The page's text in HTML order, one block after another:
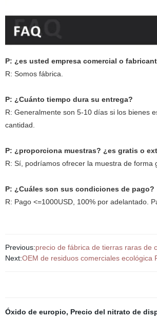
P: ¿es usted empresa comercial o
R: Somos fábrica.
P: ¿Cuánto tiempo dura su entrega?
R: Generalmente son 5-10 días si los bienes
cantidad.
P: ¿proporciona muestras? ¿es gratis o
R: Sí, podríamos ofrecer la muestra de
P: ¿Cuáles son sus condiciones de pago?
R: Pago <=1000USD, 100% por adelantado.
Previous:precio de fábrica de tierras raras de
Next:OEM de residuos comerciales ecológica
Óxido de europio, Precio del nitrato de